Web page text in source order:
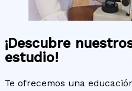
¡Descubre
estudio!
Te ofrecemos una